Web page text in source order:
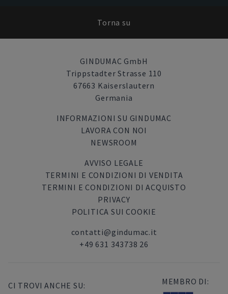
Torna su
GINDUMAC GmbH
Trippstadter Strasse 110
67663 Kaiserslautern
Germania
INFORMAZIONI SU GINDUMAC
LAVORA CON NOI
NEWSROOM
AVVISO LEGALE
TERMINI E CONDIZIONI DI VENDITA
TERMINI E CONDIZIONI DI ACQUISTO
PRIVACY
POLITICA SUI COOKIE
contatti@gindumac.it
+49 631 343738 26
CI TROVI ANCHE SU: MEMBRO DI: